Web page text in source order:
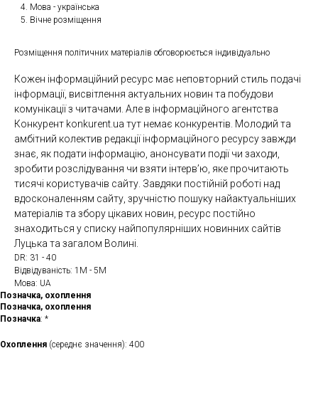
Мова - українська
Вічне розміщення
Розміщення політичних матеріалів обговорюється індивідуально
Кожен інформаційний ресурс має неповторний стиль подачі
інформації, висвітлення актуальних новин та побудови
комунікації з читачами. Але в інформаційного агентства
Конкурент konkurent.ua тут немає конкурентів. Молодий та
амбітний колектив редакції інформаційного ресурсу завжди
знає, як подати інформацію, анонсувати події чи заходи,
зробити розслідування чи взяти інтерв’ю, яке прочитають
тисячі користувачів сайту. Завдяки постійній роботі над
вдосконаленням сайту, зручністю пошуку найактуальніших
матеріалів та збору цікавих новин, ресурс постійно
знаходиться у списку найпопулярніших новинних сайтів
Луцька та загалом Волині.
DR: 31 - 40
Відвідуваність: 1М - 5М
Мова: UA
Позначка, охоплення
Позначка, охоплення
Позначка: *
Охоплення (середнє значення): 400